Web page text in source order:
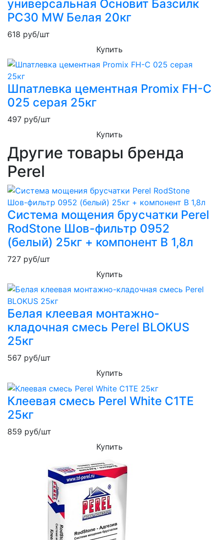
универсальная Основит Базсилк
PC30 MW Белая 20кг
618 руб/шт
Купить
Шпатлевка цементная Promix FH-C
025 серая 25кг
497 руб/шт
Купить
Другие товары бренда
Perel
Система мощения брусчатки Perel
RodStone Шов-фильтр 0952
(белый) 25кг + компонент B 1,8л
727 руб/шт
Купить
Белая клеевая монтажно-
кладочная смесь Perel BLOKUS
25кг
567 руб/шт
Купить
Клеевая смесь Perel White C1TE
25кг
859 руб/шт
Купить